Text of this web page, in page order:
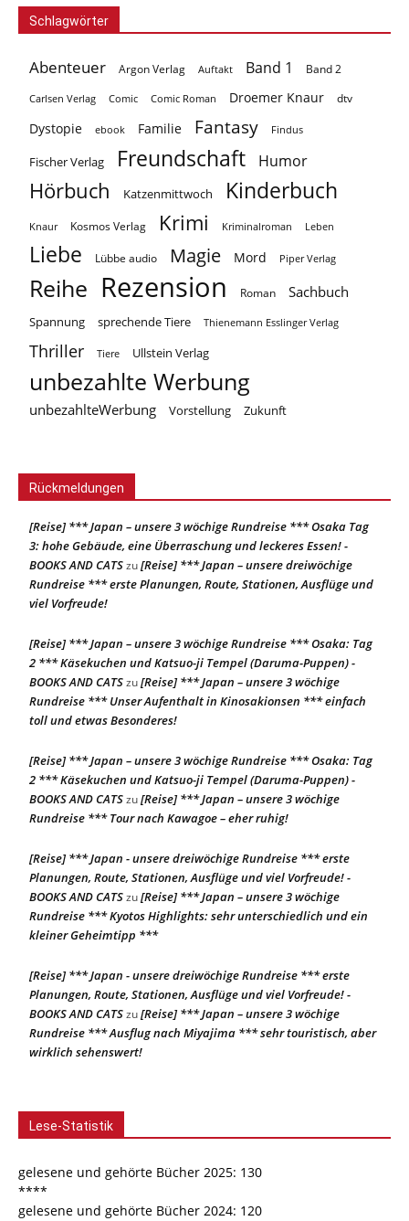
Schlagwörter
Abenteuer Argon Verlag Auftakt Band 1 Band 2
Carlsen Verlag Comic Comic Roman Droemer Knaur dtv
Dystopie ebook Familie Fantasy Findus
Fischer Verlag Freundschaft Humor
Hörbuch Katzenmittwoch Kinderbuch
Knaur Kosmos Verlag Krimi Kriminalroman Leben
Liebe Lübbe audio Magie Mord Piper Verlag
Reihe Rezension Roman Sachbuch
Spannung sprechende Tiere Thienemann Esslinger Verlag
Thriller Tiere Ullstein Verlag
unbezahlte Werbung
unbezahlteWerbung Vorstellung Zukunft
Rückmeldungen
[Reise] *** Japan – unsere 3 wöchige Rundreise *** Osaka Tag
3: hohe Gebäude, eine Überraschung und leckeres Essen! -
BOOKS AND CATSzu[Reise] *** Japan – unsere dreiwöchige
Rundreise *** erste Planungen, Route, Stationen, Ausflüge und
viel Vorfreude!
[Reise] *** Japan – unsere 3 wöchige Rundreise *** Osaka: Tag
2 *** Käsekuchen und Katsuo-ji Tempel (Daruma-Puppen) -
BOOKS AND CATSzu[Reise] *** Japan – unsere 3 wöchige
Rundreise *** Unser Aufenthalt in Kinosakionsen *** einfach
toll und etwas Besonderes!
[Reise] *** Japan – unsere 3 wöchige Rundreise *** Osaka: Tag
2 *** Käsekuchen und Katsuo-ji Tempel (Daruma-Puppen) -
BOOKS AND CATSzu[Reise] *** Japan – unsere 3 wöchige
Rundreise *** Tour nach Kawagoe – eher ruhig!
[Reise] *** Japan - unsere dreiwöchige Rundreise *** erste
Planungen, Route, Stationen, Ausflüge und viel Vorfreude! -
BOOKS AND CATSzu[Reise] *** Japan – unsere 3 wöchige
Rundreise *** Kyotos Highlights: sehr unterschiedlich und ein
kleiner Geheimtipp ***
[Reise] *** Japan - unsere dreiwöchige Rundreise *** erste
Planungen, Route, Stationen, Ausflüge und viel Vorfreude! -
BOOKS AND CATSzu[Reise] *** Japan – unsere 3 wöchige
Rundreise *** Ausflug nach Miyajima *** sehr touristisch, aber
wirklich sehenswert!
Lese-Statistik
gelesene und gehörte Bücher 2025: 130
****
gelesene und gehörte Bücher 2024: 120